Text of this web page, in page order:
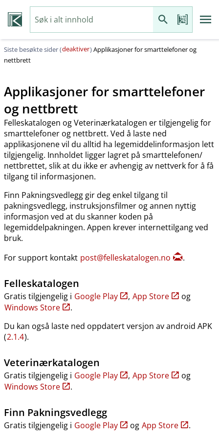
Siste besøkte sider (deaktiver)Applikasjoner for smarttelefoner og
nettbrett
Applikasjoner for smarttelefoner
og nettbrett
Felleskatalogen og Veterinærkatalogen er tilgjengelig for
smarttelefoner og nettbrett. Ved å laste ned
applikasjonene vil du alltid ha legemiddelinformasjon lett
tilgjengelig. Innholdet ligger lagret på smarttelefonen​/​
nettbrettet, slik at du ikke er avhengig av nettverk for å få
tilgang til informasjonen.
Finn Pakningsvedlegg gir deg enkel tilgang til
pakningsvedlegg, instruksjonsfilmer og annen nyttig
informasjon ved at du skanner koden på
legemiddelpakningen. Appen krever internettilgang ved
bruk.
For support kontakt post@felleskatalogen.no .
Felleskatalogen
Gratis tilgjengelig i Google Play , App Store
og
Windows Store
.
Du kan også laste ned oppdatert versjon av android APK
(2.1.4).
Veterinærkatalogen
Gratis tilgjengelig i Google Play , App Store
og
Windows Store
.
Finn Pakningsvedlegg
Gratis tilgjengelig i Google Play og App Store .